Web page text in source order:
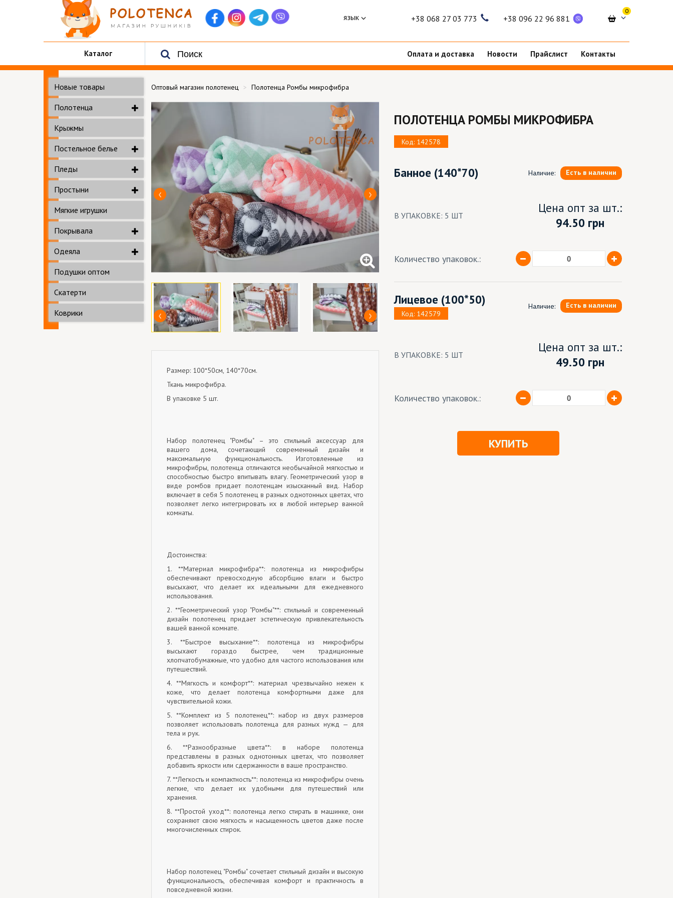
язык +38 068 27 03 773 +38 096 22 96 881
0
Каталог Оплата и доставка Новости Прайслист Контакты
Новые товары
Полотенца
Крыжмы
Постельное белье
Пледы
Простыни
Мягкие игрушки
Покрывала
Одеяла
Подушки оптом
Скатерти
Коврики
Оптовый магазин полотенец Полотенца Ромбы микрофибра
Размер: 100*50см, 140*70см.
Ткань микрофибра.
В упаковке 5 шт.
Набор полотенец "Ромбы" – это стильный аксессуар для
вашего дома, сочетающий современный дизайн и
максимальную функциональность. Изготовленные из
микрофибры, полотенца отличаются необычайной мягкостью и
способностью быстро впитывать влагу. Геометрический узор в
виде ромбов придает полотенцам изысканный вид. Набор
включает в себя 5 полотенец в разных однотонных цветах, что
позволяет легко интегрировать их в любой интерьер ванной
комнаты.
Достоинства:
1. **Материал микрофибра**: полотенца из микрофибры
обеспечивают превосходную абсорбцию влаги и быстро
высыхают, что делает их идеальными для ежедневного
использования.
2. **Геометрический узор "Ромбы"**: стильный и современный
дизайн полотенец придает эстетическую привлекательность
вашей ванной комнате.
3. **Быстрое высыхание**: полотенца из микрофибры
высыхают гораздо быстрее, чем традиционные
хлопчатобумажные, что удобно для частого использования или
путешествий.
4. **Мягкость и комфорт**: материал чрезвычайно нежен к
коже, что делает полотенца комфортными даже для
чувствительной кожи.
5. **Комплект из 5 полотенец**: набор из двух размеров
позволяет использовать полотенца для разных нужд — для
тела и рук.
6. **Разнообразные цвета**: в наборе полотенца
представлены в разных однотонных цветах, что позволяет
добавить яркости или сдержанности в ваше пространство.
7. **Легкость и компактность**: полотенца из микрофибры очень
легкие, что делает их удобными для путешествий или
хранения.
8. **Простой уход**: полотенца легко стирать в машинке, они
сохраняют свою мягкость и насыщенность цветов даже после
многочисленных стирок.
Набор полотенец "Ромбы" сочетает стильный дизайн и высокую
функциональность, обеспечивая комфорт и практичность в
повседневной жизни.
ПОЛОТЕНЦА РОМБЫ МИКРОФИБРА
Код: 142578
Банное (140*70) Наличие: Есть в наличии
В УПАКОВКЕ: 5 ШТ
Цена опт за шт.:
94.50 грн
Количество упаковок.:
Лицевое (100*50)
Код: 142579
Наличие: Есть в наличии
В УПАКОВКЕ: 5 ШТ
Цена опт за шт.:
49.50 грн
Количество упаковок.:
КУПИТЬ